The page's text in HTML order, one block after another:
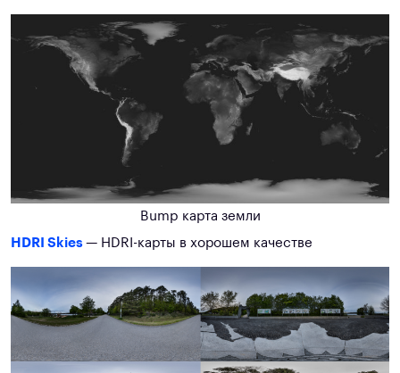
Bump карта земли
HDRI Skies — HDRI-карты в хорошем качестве